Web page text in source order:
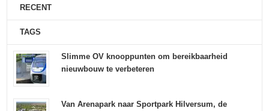
RECENT
TAGS
Slimme OV knooppunten om bereikbaarheid
nieuwbouw te verbeteren
Van Arenapark naar Sportpark Hilversum, de